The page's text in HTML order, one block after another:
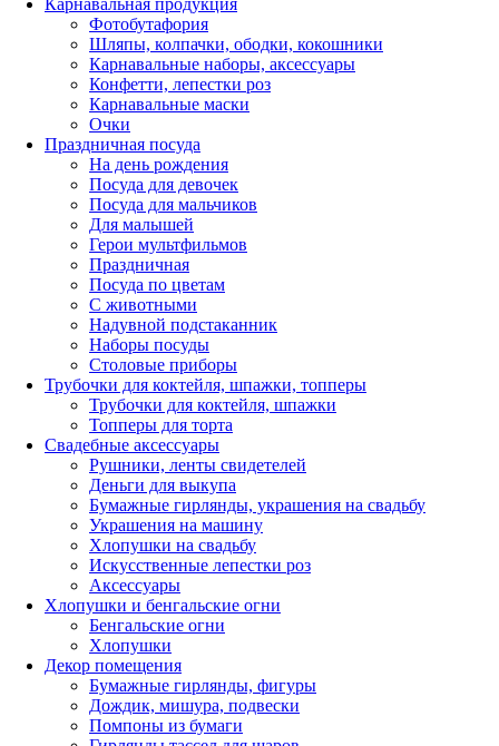
Фотобутафория
Шляпы, колпачки, ободки, кокошники
Карнавальные наборы, аксессуары
Конфетти, лепестки роз
Карнавальные маски
Очки
Праздничная посуда
На день рождения
Посуда для девочек
Посуда для мальчиков
Для малышей
Герои мультфильмов
Праздничная
Посуда по цветам
С животными
Надувной подстаканник
Наборы посуды
Столовые приборы
Трубочки для коктейля, шпажки, топперы
Трубочки для коктейля, шпажки
Топперы для торта
Свадебные аксессуары
Рушники, ленты свидетелей
Деньги для выкупа
Бумажные гирлянды, украшения на свадьбу
Украшения на машину
Хлопушки на свадьбу
Искусственные лепестки роз
Аксессуары
Хлопушки и бенгальские огни
Бенгальские огни
Хлопушки
Декор помещения
Бумажные гирлянды, фигуры
Дождик, мишура, подвески
Помпоны из бумаги